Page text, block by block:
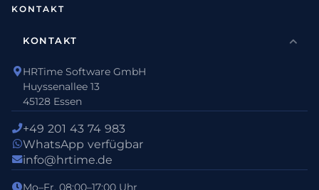
KONTAKT
KONTAKT
HRTime Software GmbH
Huyssenallee 13
45128 Essen
+49 201 43 74 983
WhatsApp verfügbar
info@hrtime.de
Mo–Fr, 08:00–17:00 Uhr